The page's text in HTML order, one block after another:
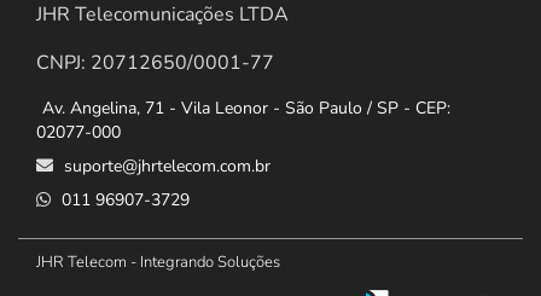
JHR Telecomunicações LTDA
CNPJ: 20712650/0001-77
Av. Angelina, 71 - Vila Leonor - São Paulo / SP - CEP:
02077-000
suporte@jhrtelecom.com.br
011 96907-3729
JHR Telecom - Integrando Soluções